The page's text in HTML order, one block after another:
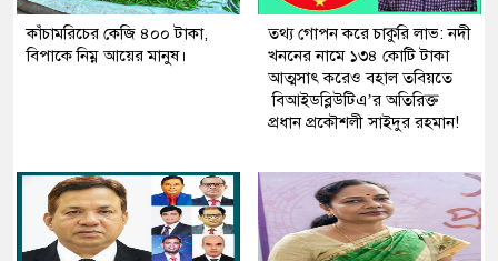
কাঁচামরিচের কেজি ৪০০ টাকা,
বিপাকে নিম্ন আয়ের মানুষ।
তথ্য গোপন করে চাকুরি লাভ: নদী
খননের নামে ১৩৪ কোটি টাকা
আত্মসাৎ করেও বহাল তবিয়তে
বিআইডব্লিউটিএ’র অতিরিক্ত
প্রধান প্রকৌশলী সাইদুর রহমান!